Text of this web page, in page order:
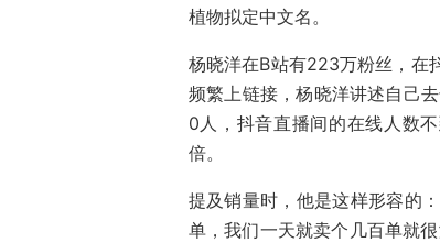
植物拟定中文名。
杨晓洋在B站有223万粉丝，在
频繁上链接，杨晓洋讲述自己
0人，抖音直播间的在线人数
倍。
提及销量时，他是这样形容的
单，我们一天就卖个几百单就